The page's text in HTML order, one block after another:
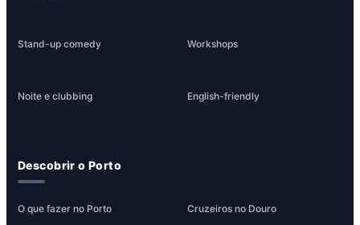
Stand-up comedy Workshops
Noite e clubbing English-friendly
Descobrir o Porto
O que fazer no Porto Cruzeiros no Douro